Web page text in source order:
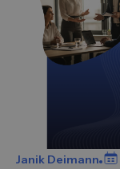
Janik Deimann